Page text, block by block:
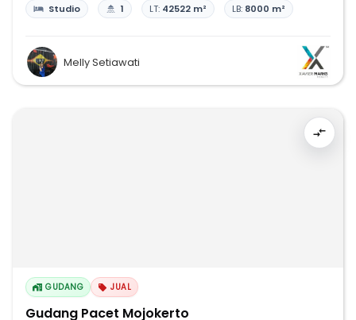
Studio 1 LT: 42522 m² LB: 8000 m²
Melly Setiawati
GUDANG JUAL
Gudang Pacet Mojokerto